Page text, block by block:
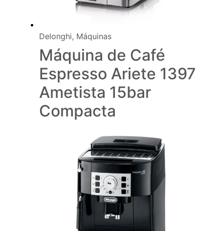
Delonghi, Máquinas
Máquina de Café
Espresso Ariete 1397
Ametista 15bar
Compacta